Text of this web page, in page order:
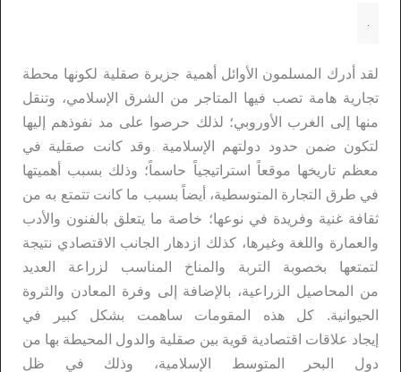
.
لقد أدرك المسلمون الأوائل أهمية جزيرة صقلية لكونها محطة
تجارية هامة تصب فيها المتاجر من الشرق الإسلامي، وتنقل
منها إلى الغرب الأوروبي؛ لذلك حرصوا على مد نفوذهم إليها
لتكون ضمن حدود دولتهم الإسلامية .وقد كانت صقلية في
معظم تاريخها موقعاً استراتيجياً حاسماً؛ وذلك بسبب أهميتها
في طرق التجارة المتوسطية،
أيضاً بسبب ما كانت تتمتع به من
ثقافة غنية وفريدة في نوعها؛ خاصة ما يتعلق بالفنون والأدب
والعمارة واللغة وغيرها، كذلك ازدهار الجانب الاقتصادي نتيجة
لتمتعها بخصوبة التربة والمناخ المناسب لزراعة العديد
من
المحاصيل الزراعية، بالإضافة إلى وفرة المعادن والثروة
الحيوانية. كل هذه المقومات ساهمت بشكل كبير في
إيجاد علاقات اقتصادية قوية بين صقلية والدول المحيطة بها من
دول البحر المتوسط الإسلامية، وذلك في ظل